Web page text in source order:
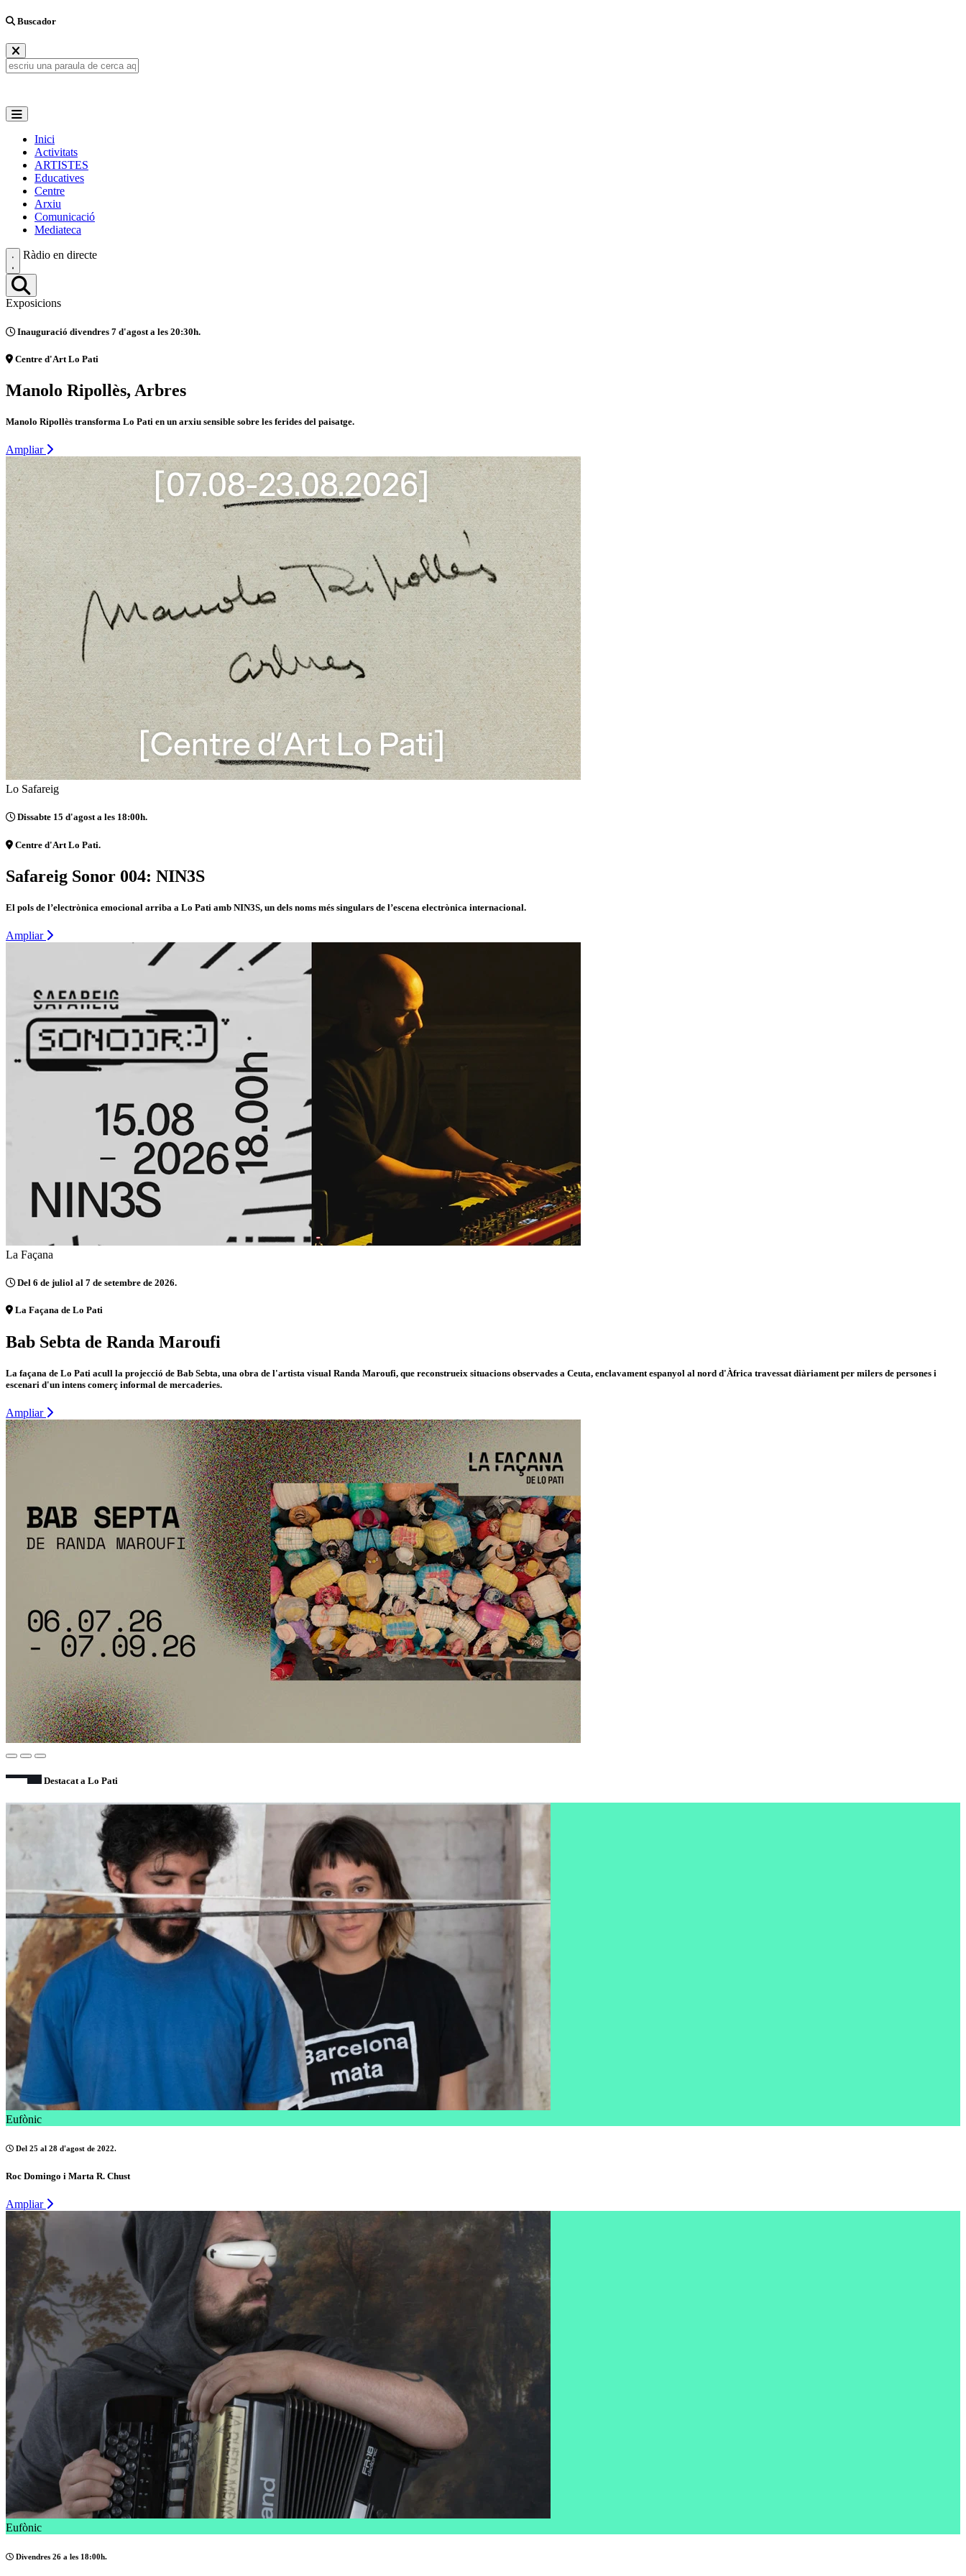
Buscador
Inici
Activitats
ARTISTES
Educatives
Centre
Arxiu
Comunicació
Mediateca
Ràdio en directe
Exposicions
Inauguració divendres 7 d'agost a les 20:30h.
Centre d'Art Lo Pati
Manolo Ripollès, Arbres
Manolo Ripollès transforma Lo Pati en un arxiu sensible sobre les ferides del paisatge.
Ampliar
Lo Safareig
Dissabte 15 d'agost a les 18:00h.
Centre d'Art Lo Pati.
Safareig Sonor 004: NIN3S
El pols de l’electrònica emocional arriba a Lo Pati amb NIN3S, un dels noms més singulars de l’escena electrònica internacional.
Ampliar
La Façana
Del 6 de juliol al 7 de setembre de 2026.
La Façana de Lo Pati
Bab Sebta de Randa Maroufi
La façana de Lo Pati acull la projecció de Bab Sebta, una obra de l'artista visual Randa Maroufi, que reconstrueix situacions observades a Ceuta, enclavament espanyol al nord d'Àfrica travessat diàriament per milers de persones i
escenari d'un intens comerç informal de mercaderies.
Ampliar
Destacat a Lo Pati
Eufònic
Del 25 al 28 d'agost de 2022.
Roc Domingo i Marta R. Chust
Ampliar
Eufònic
Divendres 26 a les 18:00h.